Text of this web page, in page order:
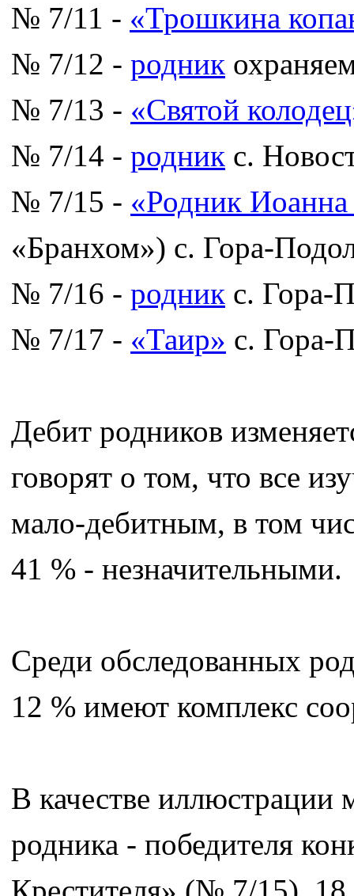
№ 7/11 - «Трошкина
№ 7/12 - родник
№ 7/13 - «Святой
№ 7/14 - родник с.
№ 7/15 - «Родник Иоанна
«Бранхом») с. Гора-
№ 7/16 - родник с. Гора-
№ 7/17 - «Таир» с. Гора-
Дебит родников
говорят о том, что все
мало-дебитным, в том
41 % - незначительными.
Среди обследованных
12 % имеют комплекс
В качестве
родника - победителя